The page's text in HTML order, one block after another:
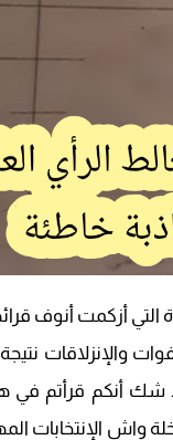
أزكمت أنوف
والإنزلاقات
شك أنكم قرأتم في
واش الإنتخابات